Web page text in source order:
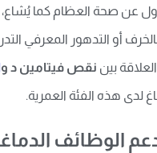
صحة العظام كما يُشاع،
أو التدهور المعرفي
بين نقص فيتامين د و
لدى هذه الفئة العمرية.
الوظائف